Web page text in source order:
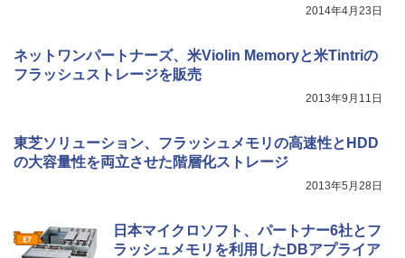
2014年4月23日
ネットワンパートナーズ、米Violin Memoryと米Tintriの
フラッシュストレージを販売
2013年9月11日
東芝ソリューション、フラッシュメモリの高速性とHDD
の大容量性を両立させた階層化ストレージ
2013年5月28日
日本マイクロソフト、パートナー6社とフ
ラッシュメモリを利用したDBアプライア